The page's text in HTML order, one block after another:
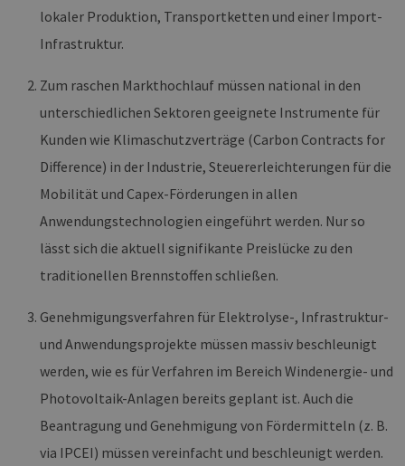
lokaler Produktion, Transportketten und einer Import-
Infrastruktur.
Zum raschen Markthochlauf müssen national in den
unterschiedlichen Sektoren geeignete Instrumente für
Kunden wie Klimaschutzverträge (Carbon Contracts for
Difference) in der Industrie, Steuererleichterungen für die
Mobilität und Capex-Förderungen in allen
Anwendungstechnologien eingeführt werden. Nur so
lässt sich die aktuell signifikante Preislücke zu den
traditionellen Brennstoffen schließen.
Genehmigungsverfahren für Elektrolyse-, Infrastruktur-
und Anwendungsprojekte müssen massiv beschleunigt
werden, wie es für Verfahren im Bereich Windenergie- und
Photovoltaik-Anlagen bereits geplant ist. Auch die
Beantragung und Genehmigung von Fördermitteln (z. B.
via IPCEI) müssen vereinfacht und beschleunigt werden.